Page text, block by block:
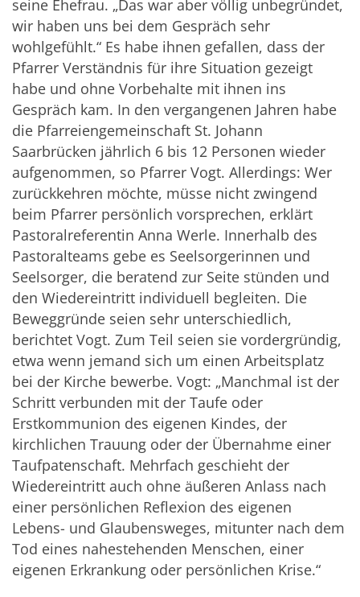
seine Ehefrau. „Das war aber völlig unbegründet,
wir haben uns bei dem Gespräch sehr
wohlgefühlt.“ Es habe ihnen gefallen, dass der
Pfarrer Verständnis für ihre Situation gezeigt
habe und ohne Vorbehalte mit ihnen ins
Gespräch kam. In den vergangenen Jahren habe
die Pfarreiengemeinschaft St. Johann
Saarbrücken jährlich 6 bis 12 Personen wieder
aufgenommen, so Pfarrer Vogt. Allerdings: Wer
zurückkehren möchte, müsse nicht zwingend
beim Pfarrer persönlich vorsprechen, erklärt
Pastoralreferentin Anna Werle. Innerhalb des
Pastoralteams gebe es Seelsorgerinnen und
Seelsorger, die beratend zur Seite stünden und
den Wiedereintritt individuell begleiten. Die
Beweggründe seien sehr unterschiedlich,
berichtet Vogt. Zum Teil seien sie vordergründig,
etwa wenn jemand sich um einen Arbeitsplatz
bei der Kirche bewerbe. Vogt: „Manchmal ist der
Schritt verbunden mit der Taufe oder
Erstkommunion des eigenen Kindes, der
kirchlichen Trauung oder der Übernahme einer
Taufpatenschaft. Mehrfach geschieht der
Wiedereintritt auch ohne äußeren Anlass nach
einer persönlichen Reflexion des eigenen
Lebens- und Glaubensweges, mitunter nach dem
Tod eines nahestehenden Menschen, einer
eigenen Erkrankung oder persönlichen Krise.“